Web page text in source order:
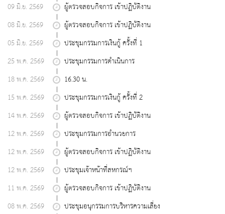
09 มิ.ย. 2569
ผู้ตรวจสอบกิจการ เข้าปฏิบัติงาน
08 มิ.ย. 2569
ผู้ตรวจสอบกิจการ เข้าปฏิบัติงาน
05 มิ.ย. 2569
ประชุมกรรมการเงินกู้ ครั้งที่ 1
25 พ.ค. 2569
ประชุมกรรมการดำเนินการ
18 พ.ค. 2569
16.30 น.
15 พ.ค. 2569
ประชุมกรรมการเงินกู้ ครั้งที่ 2
14 พ.ค. 2569
ผู้ตรวจสอบกิจการ เข้าปฏิบัติงาน
12 พ.ค. 2569
ประชุมกรรมการอำนวยการ
12 พ.ค. 2569
ผู้ตรวจสอบกิจการ เข้าปฏิบัติงาน
12 พ.ค. 2569
ประชุมเจ้าหน้าที่สหกรณ์ฯ
11 พ.ค. 2569
ผู้ตรวจสอบกิจการ เข้าปฏิบัติงาน
08 พ.ค. 2569
ประชุมอนุกรรมการบริหารความเสี่ยง